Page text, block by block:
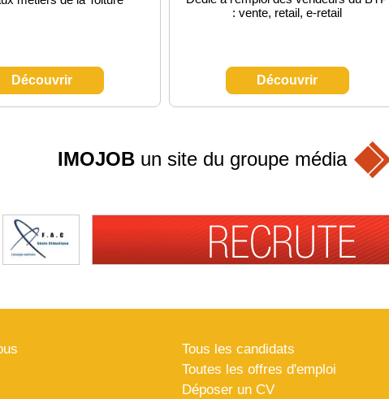
Découvrir
: vente, retail, e-retail
Découvrir
IMOJOB un site du groupe média
Tous les candidats
Toutes les offres d'emploi
Déposer un CV